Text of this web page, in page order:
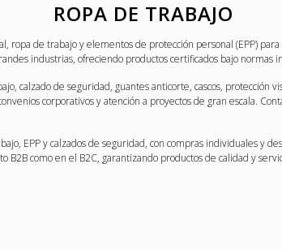
ROPA DE TRABAJO
ropa de trabajo y elementos de protección personal (EPP)
industrias, ofreciendo productos certificados bajo normas
calzado de seguridad, guantes anticorte, cascos, protección
corporativos y atención a proyectos de gran escala.
EPP y calzados de seguridad, con compras individuales y
como en el B2C, garantizando productos de calidad y